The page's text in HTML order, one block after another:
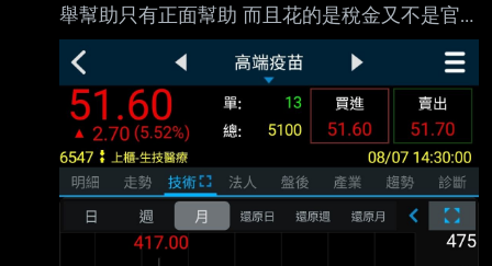
舉幫助只有正面幫助 而且花的是稅金又不是官
員口袋 的錢，是什麼低能腦會在那邊喊 「執政
黨擋疫苗」？ 你們這種低能兒都知道買不到 疫
苗會掉票了，你們口中萬惡 的民進黨會不知道
嗎？ 要打買不到疫苗說真的也就算了， 台灣確
實面臨很難買到疫苗的問題， 打擋疫苗真的低
能兒一個。 北七 -- 台灣這麼多疫苗可以打， 有
差高端一支嗎？ 還是你是想說買斷了BNT的中
國 禁止中國人打BNT、AZ 莫德納， 只給你們打